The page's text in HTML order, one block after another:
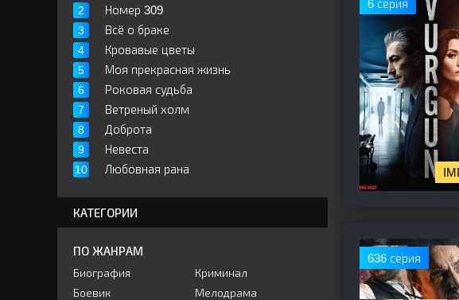
6 серия
636 серия
Номер 309
Всё о браке
Кровавые цветы
Моя прекрасная жизнь
Роковая судьба
Ветреный холм
Доброта
Невеста
Любовная рана
КАТЕГОРИИ
ПО ЖАНРАМ
Биография
Боевик
Криминал
Мелодрама